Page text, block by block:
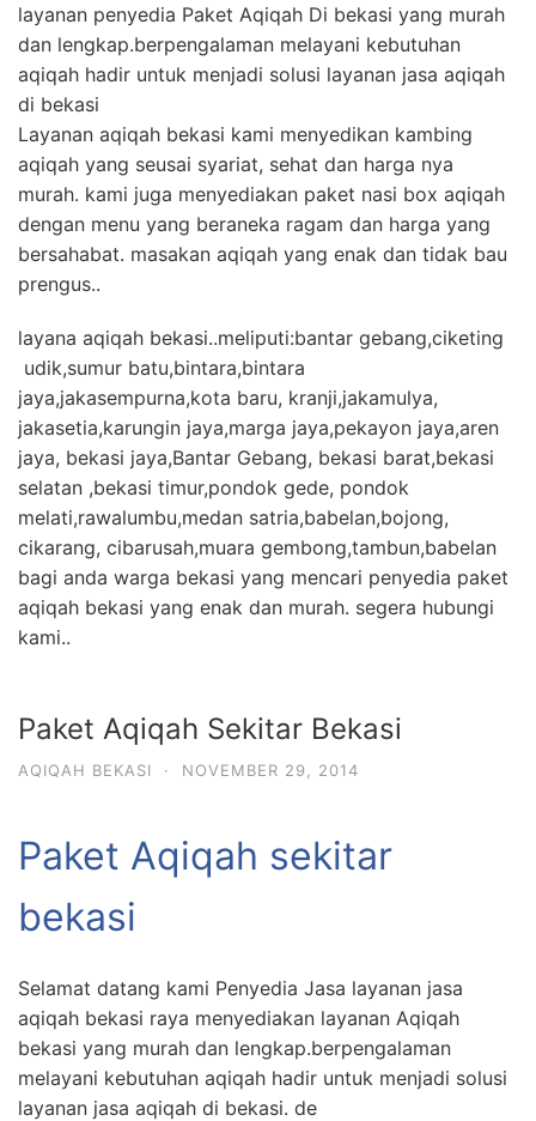
layanan penyedia Paket Aqiqah Di bekasi yang murah
dan lengkap.berpengalaman melayani kebutuhan
aqiqah hadir untuk menjadi solusi layanan jasa aqiqah
di bekasi
Layanan aqiqah bekasi kami menyedikan kambing
aqiqah yang seusai syariat, sehat dan harga nya
murah. kami juga menyediakan paket nasi box aqiqah
dengan menu yang beraneka ragam dan harga yang
bersahabat. masakan aqiqah yang enak dan tidak bau
prengus..
layana aqiqah bekasi..meliputi:bantar gebang,ciketing
udik,sumur batu,bintara,bintara
jaya,jakasempurna,kota baru, kranji,jakamulya,
jakasetia,karungin jaya,marga jaya,pekayon jaya,aren
jaya, bekasi jaya,Bantar Gebang, bekasi barat,bekasi
selatan ,bekasi timur,pondok gede, pondok
melati,rawalumbu,medan satria,babelan,bojong,
cikarang, cibarusah,muara gembong,tambun,babelan
bagi anda warga bekasi yang mencari penyedia paket
aqiqah bekasi yang enak dan murah. segera hubungi
kami..
Paket Aqiqah Sekitar Bekasi
AQIQAH BEKASI · NOVEMBER 29, 2014
Paket Aqiqah sekitar
bekasi
Selamat datang kami Penyedia Jasa layanan jasa
aqiqah bekasi raya menyediakan layanan Aqiqah
bekasi yang murah dan lengkap.berpengalaman
melayani kebutuhan aqiqah hadir untuk menjadi solusi
layanan jasa aqiqah di bekasi. de